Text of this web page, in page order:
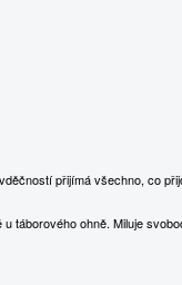
přijímá všechno, co
ohně. Miluje